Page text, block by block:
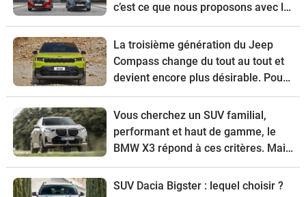
c’est ce que nous proposons avec le
guide d’achat du Nissan Qashqai
restylé.
La troisième génération du Jeep
Compass change du tout au tout et
devient encore plus désirable. Pour
tout connaître de ce modèle, voici
son guide d’achat.
Vous cherchez un SUV familial,
performant et haut de gamme, le
BMW X3 répond à ces critères. Mais
pour choisir la meilleure version,
suivez le guide.
SUV Dacia Bigster : lequel choisir ?